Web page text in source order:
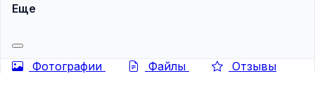
Еще
Фотографии Файлы Отзывы